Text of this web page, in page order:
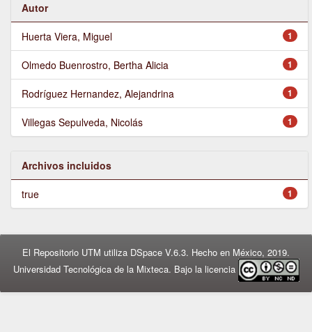
Autor
1
Huerta Viera, Miguel
1
Olmedo Buenrostro, Bertha Alicia
1
Rodríguez Hernandez, Alejandrina
1
Villegas Sepulveda, Nicolás
Archivos incluidos
1
true
El Repositorio UTM utiliza DSpace V.6.3. Hecho en México, 2019.
Universidad Tecnológica de la Mixteca. Bajo la licencia